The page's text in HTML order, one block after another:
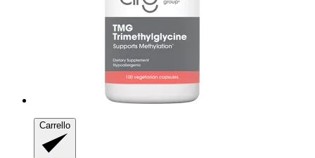
Carrello